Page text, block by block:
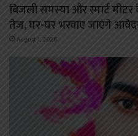
बिजली समस्या और स्मार्ट
तेज, घर-घर भरवाए जाएंगे
August 1, 2026